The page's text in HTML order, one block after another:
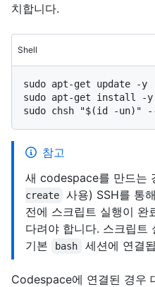
치합니다.
Shell
sudo apt-get update -y
sudo apt-get install -y
참고
새 codespace를 만드는
create
사용) SSH를 통
전에 스크립트 실행이 완
다려야 합니다. 스크립트
기본
bash 세션에 연결
Codespace에 연결된 경우